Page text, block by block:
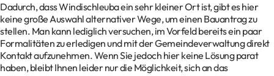
Dadurch, dass Windischleuba ein sehr kleiner Ort ist, gibt es hier
keine große Auswahl alternativer Wege, um einen Bauantrag zu
stellen. Man kann lediglich versuchen, im Vorfeld bereits ein paar
Formalitäten zu erledigen und mit der Gemeindeverwaltung direkt
Kontakt aufzunehmen. Wenn Sie jedoch hier keine Lösung parat
haben, bleibt Ihnen leider nur die Möglichkeit, sich an das